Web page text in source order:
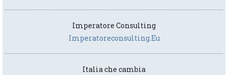
Imperatore Consulting
Imperatoreconsulting.eu
Italia che cambia